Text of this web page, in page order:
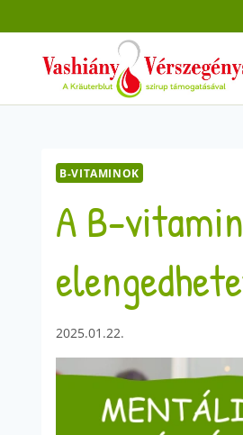
to
content
B-VITAMINOK
A B-
2025.01.22.